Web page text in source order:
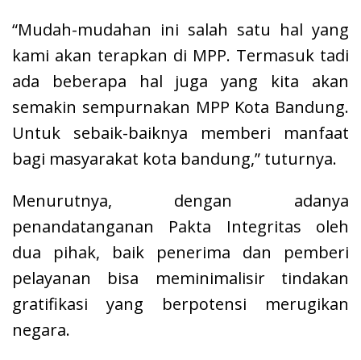
“Mudah-mudahan ini salah satu hal yang
kami akan terapkan di MPP. Termasuk tadi
ada beberapa hal juga yang kita akan
semakin sempurnakan MPP Kota Bandung.
Untuk sebaik-baiknya memberi manfaat
bagi masyarakat kota bandung,” tuturnya.
Menurutnya, dengan adanya
penandatanganan Pakta Integritas oleh
dua pihak, baik penerima dan pemberi
pelayanan bisa meminimalisir tindakan
gratifikasi yang berpotensi merugikan
negara.